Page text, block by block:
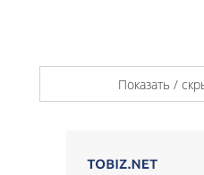
Показать /